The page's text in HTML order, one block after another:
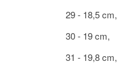
29 - 18,5 cm,
30 - 19 cm,
31 - 19,8 cm,